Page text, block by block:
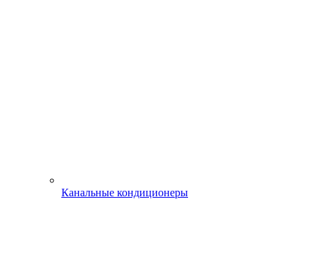
Канальные кондиционеры